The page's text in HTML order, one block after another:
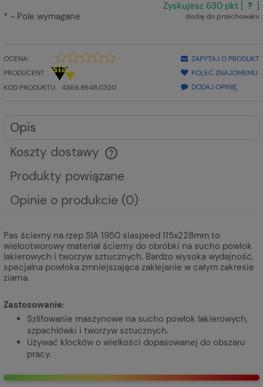
Zyskujesz 630 pkt [ ?
dodaj do przechowalni
* - Pole wymagane
OCENA:
PRODUCENT:
KOD PRODUKTU: 4366.8648.0320
ZAPYTAJ O PRODUKT
POLEĆ ZNAJOMEMU
DODAJ OPINIĘ
Opis
Koszty dostawy
Cena nie zawiera ewentualnych kosztów płatności
Produkty powiązane
Opinie o produkcie (0)
Pas ścierny na rzep SIA 1950 siaspeed 115x228mm to
wielootworowy materiał ścierny do obróbki na sucho powłok
lakierowych i tworzyw sztucznych. Bardzo wysoka wydajność,
specjalna powłoka zmniejszająca zaklejanie w całym zakresie
ziarna.
Zastosowanie:
Szlifowanie maszynowe na sucho powłok lakierowych,
szpachlówki i tworzyw sztucznych.
Używać klocków o wielkości dopasowanej do obszaru
pracy.